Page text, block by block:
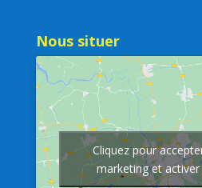
Nous situer
Cliquez pour
marketing et